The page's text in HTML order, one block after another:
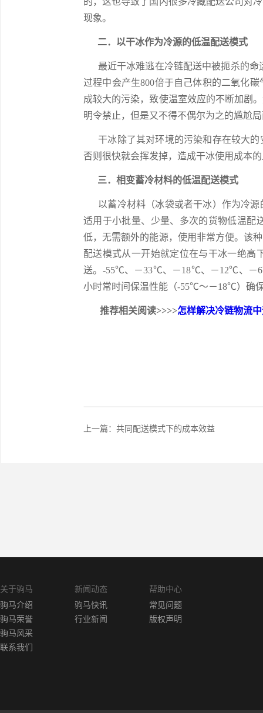
现象。
二．以干冰作为冷源的低温配送模式
最近干冰难逃在冷链配送中被扼杀的命
过程中会产生800倍于自己体积的二氧化
成较大的污染，致使温室效应的不断加剧
明令禁止，但是又不得不偶尔为之的尴尬
干冰除了其对环境的污染和存在较大的
否则很快就会挥发掉，造成干冰使用成本
三．相变蓄冷材料的低温配送模式
以蓄冷材料（冰袋或者干冰）作为冷源
适用于小批量、少量、多次的货物低温配
低，无需额外的能源，使用非常方便。该
配送模式从一开始就定位在与干冰一绝高
送。-55℃、－33℃、－18℃、－12℃、－
小时常时间保温性能（-55℃～－18℃）确
推荐相关阅读>>>>怎样解决冷链物流
上一篇： 共同配送模式下的成本效益
关于驹马
驹马介绍
驹马荣誉
驹马风采
联系我们
新闻动态
驹马快讯
行业新闻
帮助中心
常见问题
版权声明